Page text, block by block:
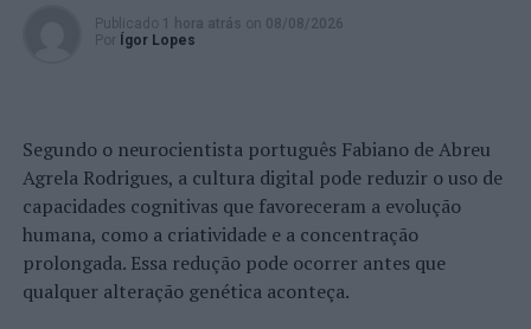
Barcelos assinala Dia Internacional e promove Jornadas
do Voluntariado
estudar os “Desertos de Notícias”
Publicado 1 hora atrás on 08/08/2026
Por
Ígor Lopes
Segundo o neurocientista português Fabiano de Abreu
Agrela Rodrigues, a cultura digital pode reduzir o uso de
capacidades cognitivas que favoreceram a evolução
humana, como a criatividade e a concentração
prolongada. Essa redução pode ocorrer antes que
qualquer alteração genética aconteça.